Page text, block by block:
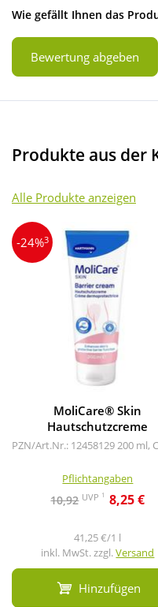
Wie gefällt Ihnen das
Bewertung abgeben
Produkte aus der
Alle Produkte anzeigen
-24%3
MoliCare® Skin
Hautschutzcreme
PZN/Art.Nr.: 12458129200 ml,
Pflichtangaben
10,92 UVP 1 8,25 €
41,25 €/1 l
inkl. MwSt. zzgl.Versand
Hinzufügen